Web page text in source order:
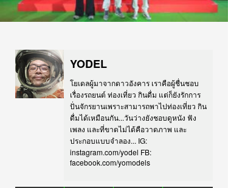
YODEL
โยเดลผู้มาจากดาวอังคาร เราคือผู้ชื่นชอบ
เรื่องรถยนต์ ท่องเที่ยว กินดื่ม แต่ก็ยังรักการ
ปั่นจักรยานเพราะสามารถพาไปท่องเที่ยว กิน
ดื่มได้เหมือนกัน...วันว่างยังชอบดูหนัง ฟัง
เพลง และที่ขาดไม่ได้คือวาดภาพ และ
ประกอบแบบจำลอง... IG:
instagram.com/yodel FB:
facebook.com/yomodels